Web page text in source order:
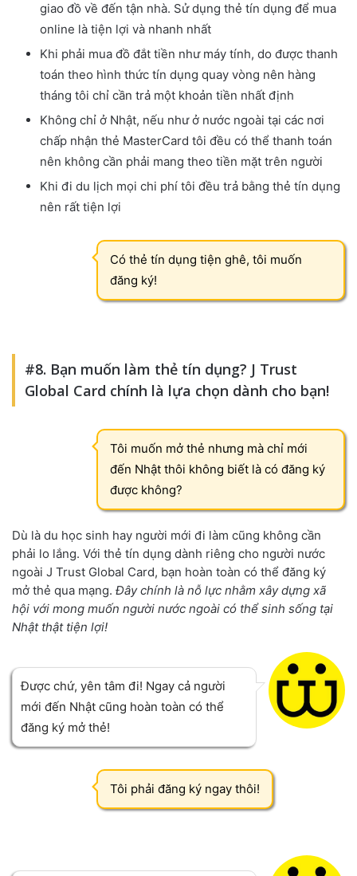
giao đồ về đến tận nhà. Sử dụng thẻ tín dụng để mua
online là tiện lợi và nhanh nhất
Khi phải mua đồ đắt tiền như máy tính, do được thanh
toán theo hình thức tín dụng quay vòng nên hàng
tháng tôi chỉ cần trả một khoản tiền nhất định
Không chỉ ở Nhật, nếu như ở nước ngoài tại các nơi
chấp nhận thẻ MasterCard tôi đều có thể thanh toán
nên không cần phải mang theo tiền mặt trên người
Khi đi du lịch mọi chi phí tôi đều trả bằng thẻ tín dụng
nên rất tiện lợi
Có thẻ tín dụng tiện ghê, tôi muốn
đăng ký!
#8. Bạn muốn làm thẻ tín dụng? J Trust
Global Card chính là lựa chọn dành cho bạn!
Tôi muốn mở thẻ nhưng mà chỉ mới
đến Nhật thôi không biết là có đăng ký
được không?
Dù là du học sinh hay người mới đi làm cũng không cần
phải lo lắng. Với thẻ tín dụng dành riêng cho người nước
ngoài J Trust Global Card, bạn hoàn toàn có thể đăng ký
mở thẻ qua mạng. Đây chính là nỗ lực nhằm xây dựng xã
hội với mong muốn người nước ngoài có thể sinh sống tại
Nhật thật tiện lợi!
Được chứ, yên tâm đi! Ngay cả người
mới đến Nhật cũng hoàn toàn có thể
đăng ký mở thẻ!
Tôi phải đăng ký ngay thôi!